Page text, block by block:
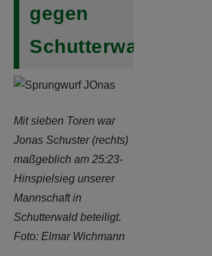
gegen
Schutterwald
Mit sieben Toren war
Jonas Schuster (rechts)
maßgeblich am 25:23-
Hinspielsieg unserer
Mannschaft in
Schutterwald beteiligt.
Foto: Elmar Wichmann